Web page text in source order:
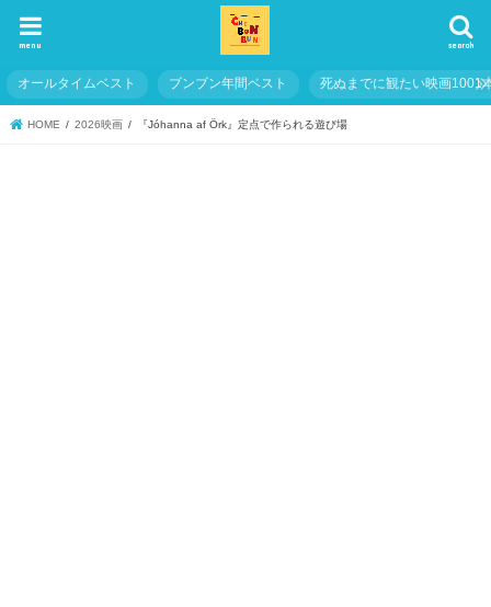
search
menu
オールタイムベスト ブンブン年間ベスト 死ぬまでに観たい映画1001
HOME 2026映画 『Jóhanna af Örk』定点で作られる遊び場